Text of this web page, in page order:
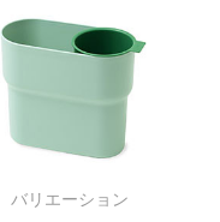
バリエーション